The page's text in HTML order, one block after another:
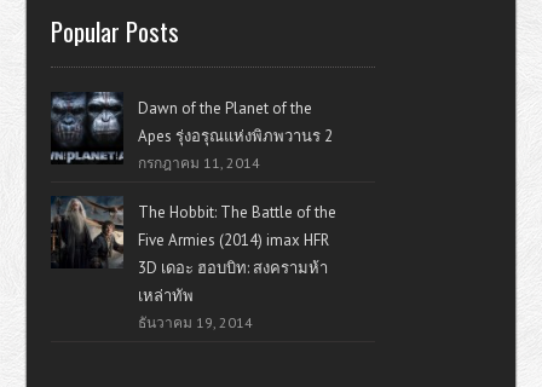
Popular Posts
Dawn of the Planet of the
Apes รุ่งอรุณแห่งพิภพวานร 2
กรกฎาคม 11, 2014
The Hobbit: The Battle of the
Five Armies (2014) imax HFR
3D เดอะ ฮอบบิท: สงครามห้า
เหล่าทัพ
ธันวาคม 19, 2014